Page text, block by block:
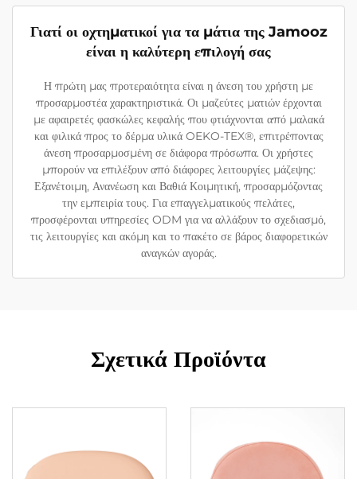
Γιατί οι οχτηματικοί για τα μάτια της Jamooz
είναι η καλύτερη επιλογή σας
Η πρώτη μας προτεραιότητα είναι η άνεση του χρήστη με
προσαρμοστέα χαρακτηριστικά. Οι μαζεύτες ματιών έρχονται
με αφαιρετές φασκώλες κεφαλής που φτιάχνονται από μαλακά
και φιλικά προς το δέρμα υλικά OEKO-TEX®, επιτρέποντας
άνεση προσαρμοσμένη σε διάφορα πρόσωπα. Οι χρήστες
μπορούν να επιλέξουν από διάφορες λειτουργίες μάζεψης:
Εξανέτοιμη, Ανανέωση και Βαθιά Κοιμητική, προσαρμόζοντας
την εμπειρία τους. Για επαγγελματικούς πελάτες,
προσφέρονται υπηρεσίες ODM για να αλλάξουν το σχεδιασμό,
τις λειτουργίες και ακόμη και το πακέτο σε βάρος διαφορετικών
αναγκών αγοράς.
Σχετικά Προϊόντα